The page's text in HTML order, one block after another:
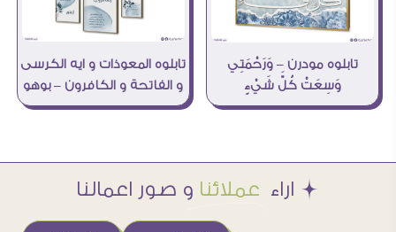
تابلوه مودرن – وَرَحْمَتِي
وَسِعَتْ كُلَّ شَيْءٍ
تابلوه المعوذات و ايه الكرسى
و الفاتحة و الكافرون – بوهو
Æ اراء عملائنا و صور اعمالنا